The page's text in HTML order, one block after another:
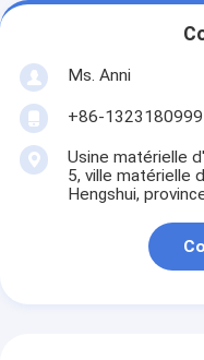
Ms. Anni
+86-
Usine matérielle
5, ville matérielle
Hengshui,